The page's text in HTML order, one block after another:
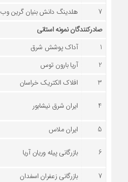
7
هلدینگ دانش بنیان گرین وب
صادرکنندگان نمونه استانی
1
آداک پوشش شرق
2
آریا بارون توس
3
افلاک الکتریک خراسان
4 ایران شرق نیشابور
5
ایران ملاس
6 بازرگانی پیله وریان آریا
7
بازرگانی زعفران اسفدان